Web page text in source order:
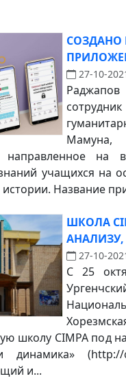
СОЗДАНО
27-10-
Мамуна,
направленное на
учащихся на
Название
ШКОЛА
27-10-
С 25
школу CIMPA под
динамика»
и...